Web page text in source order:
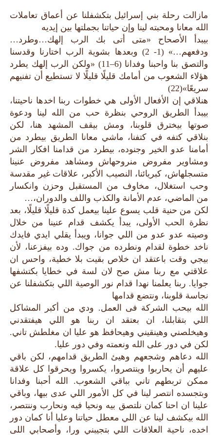
مازالت رحلة بني إسرائيل بتكشفلنا عن أعماق تعاملات
الله معانا ومحبته لينا وإن حياتنا بجملتها بين إيديه
بيبدأ الأصحاح «متى أتى بك الرب إلهك…وطرد…
ودفعهم…» (1- 2) وبعدها بشوية الرب اختارنا وقدسنا
والتصق بنا واحبنا وفدانا (6–11) «ولكن الرب إلهك يطرد
هؤلاء الشعوب من أمامك قليلًا قليلًا لا تستطيع أن تفنيهم
سريعًا»(22)
هنلاقي إن الأفعال الأولى هي خطوات ربنا اخدها ناحيتنا،
بيبدأ الطريق الروحي بنظرة حب من الله لينا ودعوة
صوتها بيخترق قلوبنا، ومش بيقف المشهد هنا، لكن
بنلاقي كتفه في كتفنا، ماشي معانا الطريق بيطرد من
أمامنا عدو الخير وجنوده، بيطرد من قدامنا افكار الشر
ومشاوير مفروض منروحهاش ومشاهد مفروض عنينا
متسجلهاش، كبريائنا، النصيب الأكبر، علاقات غير مقدسة
وحب استغلال، مخاوف من المستقبل وحزن وانكسار
من الماضي، عدم الأمانة والكذب واللف والدوران،…
لكن من حنية قلب يسوع علينا بيعمل كدة قليلًا قليلًا، بعد
نظرة الحب الأولى، يبدأ يكشف قدام عنينا من خلال
وصيته عدو عدو من اللي جوانا، ويبدأ يقلي ايدي فايدك
ناخد خطوة لقدام ونطرده من جواك. وده بيفزعنا، لأن
بيجي وقت باعتقد ان خلاص بقيت بلا خطية، واحس ان
علاقتي مع ربنا مش صح لان لسة في خطايا بكتشفها
جوايا. ربنا يعلمنا نهدا قدام نور الوصية اللي بتكشفلنا عن
نجاسة قلوبنا، ونتضع قدامها
الله بيحب الشركة فى العمل. ودي من أكبر المشاكل
اللي بتقابلنا، ان بعتقد ان ربنا هو اللي هيفتقدني
وهيخلصني وهينقيني وهيحافظ هو عليا ان مغلطش تاني.
لكن في دور على الله ونعمته وفي دور عليا.
الله دعاهم وشجعهم وهيئ الطريق قدامهم، لكن باقي
عليهم أن يحاربوا وينتصروا، يكسروا ويحرقوا كل علاقة
ممكن تربطهم تاني بباقي الشعوب. الله أحبنا وفدانا
وبتجسده انتصر لينا في كل الأمور اللي عدى بيها، وباقي
علينا ان احنا كمان نلتصق بيه ونحيا فيه ونحارب وننتصر،
الله بيكشف لينا عن اللي معطل حياتنا وعليا أنا كمان دور
اخده، ناحية العلاقات اللي بتجيبني ورا، وأصحابي اللى